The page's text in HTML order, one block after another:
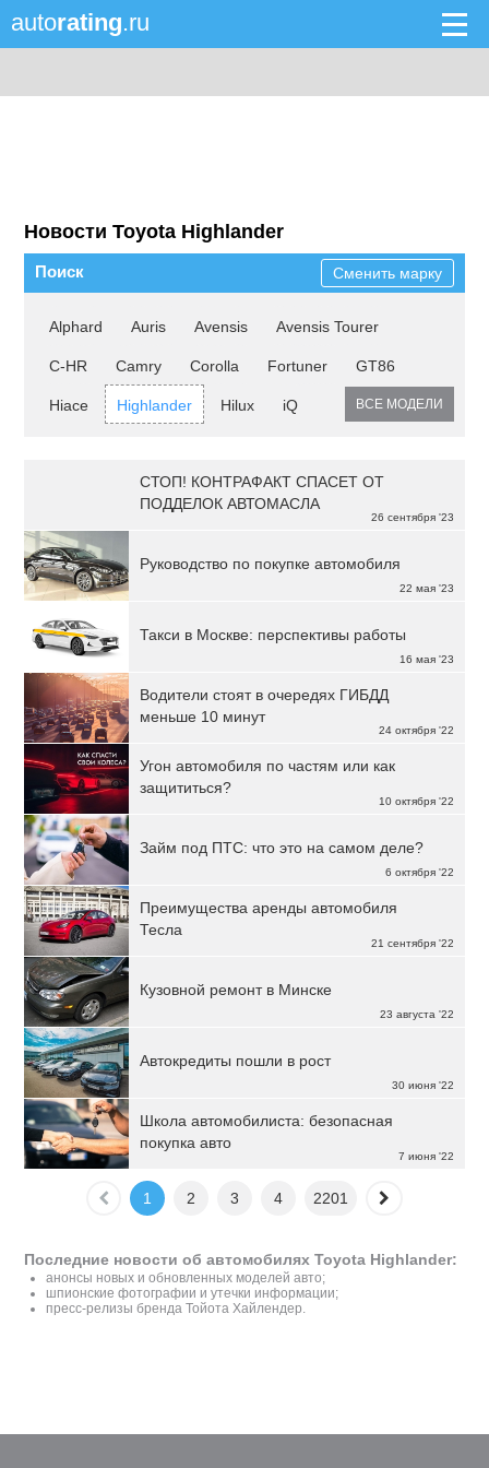
autorating.ru
Новости Toyota Highlander
Поиск Сменить марку
Alphard Auris Avensis Avensis Tourer
C-HR Camry Corolla Fortuner GT86
Hiace Highlander Hilux iQ ВСЕ МОДЕЛИ
26 сентября '23
СТОП! КОНТРАФАКТ СПАСЕТ ОТ
ПОДДЕЛОК АВТОМАСЛА
22 мая '23
Руководство по покупке автомобиля
16 мая '23
Такси в Москве: перспективы работы
24 октября '22
Водители стоят в очередях ГИБДД
меньше 10 минут
10 октября '22
Угон автомобиля по частям или как
защититься?
6 октября '22
Займ под ПТС: что это на самом деле?
21 сентября '22
Преимущества аренды автомобиля
Тесла
23 августа '22
Кузовной ремонт в Минске
30 июня '22
Автокредиты пошли в рост
7 июня '22
Школа автомобилиста: безопасная
покупка авто
1 2 3 4 2201
Последние новости об автомобилях Toyota Highlander:
анонсы новых и обновленных моделей авто;
шпионские фотографии и утечки информации;
пресс-релизы бренда Тойота Хайлендер.